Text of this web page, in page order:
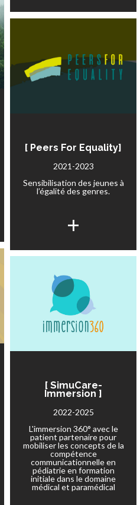
[ Peers For Equality]
2021-2023
Sensibilisation des jeunes à
l’égalité des genres.
+
[ SimuCare-
Immersion ]
2022-2025
L'immersion 360° avec le
patient partenaire pour
mobiliser les concepts de la
compétence
communicationnelle en
pédiatrie en formation
initiale dans le domaine
médical et paramédical